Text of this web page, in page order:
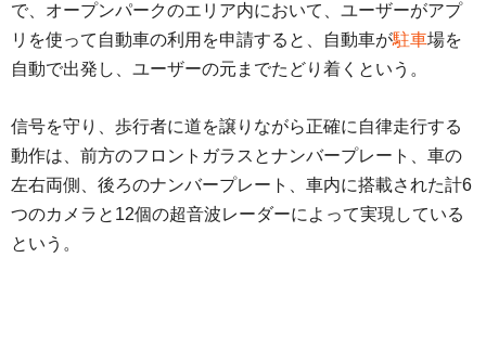
で、オープンパークのエリア内において、ユーザーがアプ
リを使って自動車の利用を申請すると、自動車が駐車場を
自動で出発し、ユーザーの元までたどり着くという。
信号を守り、歩行者に道を譲りながら正確に自律走行する
動作は、前方のフロントガラスとナンバープレート、車の
左右両側、後ろのナンバープレート、車内に搭載された計6
つのカメラと12個の超音波レーダーによって実現している
という。